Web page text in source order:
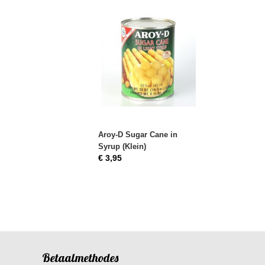
Aroy-D Sugar Cane in
Syrup (Klein)
€ 3,95
Betaalmethodes